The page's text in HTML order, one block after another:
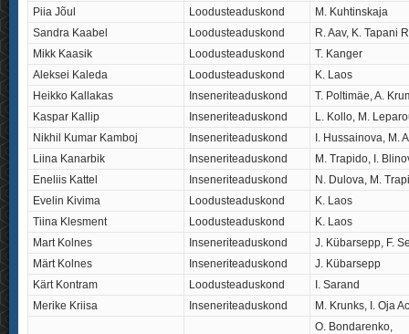
Piia Jõul
Loodusteaduskond
M. Kuhtinskaja
Sandra Kaabel
Loodusteaduskond
R. Aav, K. Tapani
Mikk Kaasik
Loodusteaduskond
T. Kanger
Aleksei Kaleda
Loodusteaduskond
K. Laos
Heikko Kallakas
Inseneriteaduskond
T. Poltimäe, A.
Kaspar Kallip
Inseneriteaduskond
L. Kollo, M.
Nikhil Kumar Kamboj
Inseneriteaduskond
I. Hussainova, M.
Liina Kanarbik
Inseneriteaduskond
M. Trapido, I.
Eneliis Kattel
Inseneriteaduskond
N. Dulova, M.
Evelin Kivima
Loodusteaduskond
K. Laos
Tiina Klesment
Loodusteaduskond
K. Laos
Mart Kolnes
Inseneriteaduskond
J. Kübarsepp, F.
Märt Kolnes
Inseneriteaduskond
J. Kübarsepp
Kärt Kontram
Loodusteaduskond
I. Sarand
Merike Kriisa
Inseneriteaduskond M. Krunks, I. Oja
O. Bondarenko,